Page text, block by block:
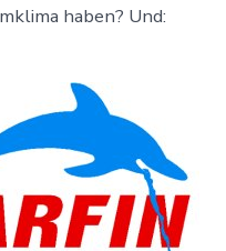
haben? Und: